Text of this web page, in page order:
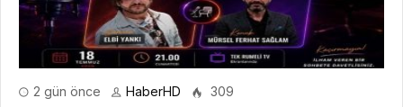
2 gün önce HaberHD 309